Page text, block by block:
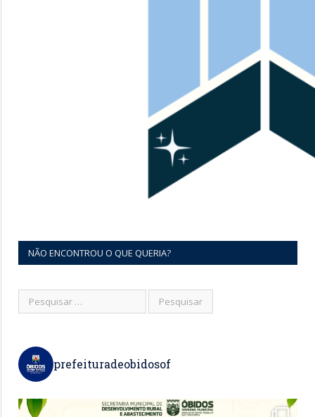
NÃO ENCONTROU O QUE QUERIA?
prefeituradeobidosof